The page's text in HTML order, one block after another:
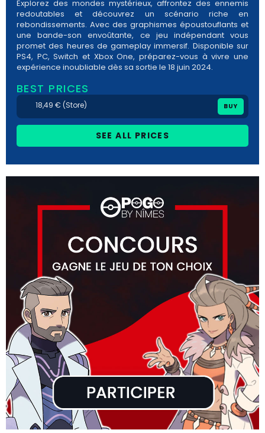
Explorez des mondes mystérieux, affrontez des ennemis
redoutables et découvrez un scénario riche en
rebondissements. Avec des graphismes époustouflants et
une bande-son envoûtante, ce jeu indépendant vous
promet des heures de gameplay immersif. Disponible sur
PS4, PC, Switch et Xbox One, préparez-vous à vivre une
expérience inoubliable dès sa sortie le 18 juin 2024.
BEST PRICES
18,49 € (Store) BUY
SEE ALL PRICES